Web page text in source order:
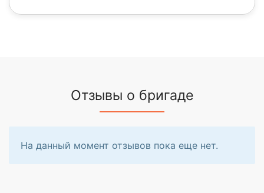
Отзывы о бригаде
На данный момент отзывов пока еще нет.